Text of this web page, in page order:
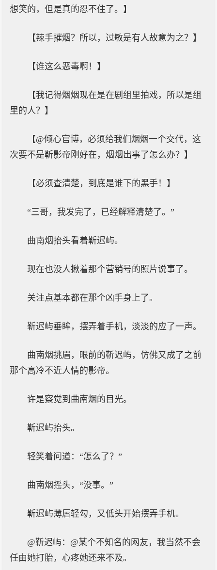
想笑的，但是真的忍不住了。】
【辣手摧烟？所以，过敏是有人故意为之？】
【谁这么恶毒啊！】
【我记得烟烟现在是在剧组里拍戏，所以是组
里的人？】
【@倾心官博，必须给我们烟烟一个交代，这
次要不是靳影帝刚好在，烟烟出事了怎么办？】
【必须查清楚，到底是谁下的黑手！】
“三哥，我发完了，已经解释清楚了。”
曲南烟抬头看着靳迟屿。
现在也没人揪着那个营销号的照片说事了。
关注点基本都在那个凶手身上了。
靳迟屿垂眸，摆弄着手机，淡淡的应了一声。
曲南烟挑眉，眼前的靳迟屿，仿佛又成了之前
那个高冷不近人情的影帝。
许是察觉到曲南烟的目光。
靳迟屿抬头。
轻笑着问道：“怎么了？”
曲南烟摇头，“没事。”
靳迟屿薄唇轻勾，又低头开始摆弄手机。
@靳迟屿：@某个不知名的网友，我当然不会
任由她打胎，心疼她还来不及。